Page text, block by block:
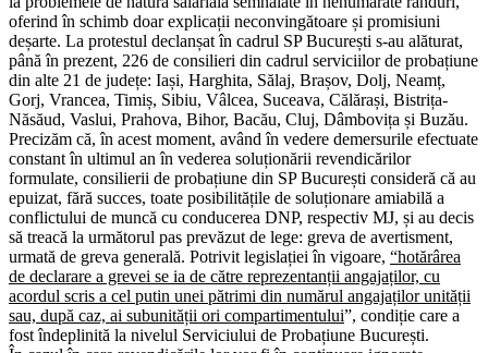
oferind în schimb doar explicații neconvingătoare și promisiuni
deșarte. La protestul declanșat în cadrul SP București s-au alăturat,
până în prezent, 226 de consilieri din cadrul serviciilor de probațiune
din alte 21 de județe: Iași, Harghita, Sălaj, Brașov, Dolj, Neamț,
Gorj, Vrancea, Timiș, Sibiu, Vâlcea, Suceava, Călărași, Bistrița-
Năsăud, Vaslui, Prahova, Bihor, Bacău, Cluj, Dâmbovița și Buzău.
Precizăm că, în acest moment, având în vedere demersurile efectuate
constant în ultimul an în vederea soluționării revendicărilor
formulate, consilierii de probațiune din SP București consideră că au
epuizat, fără succes, toate posibilitățile de soluționare amiabilă a
conflictului de muncă cu conducerea DNP, respectiv MJ, și au decis
să treacă la următorul pas prevăzut de lege: greva de avertisment,
urmată de greva generală. Potrivit legislației în vigoare, “hotărârea
de declarare a grevei se ia de către reprezentanții angajaților, cu
acordul scris a cel putin unei pătrimi din numărul angajaților unității
sau, după caz, ai subunității ori compartimentului”, condiție care a
fost îndeplinită la nivelul Serviciului de Probațiune București.